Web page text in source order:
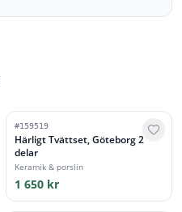
#159519
Härligt Tvättset, Göteborg 2
delar
Keramik & porslin
1 650 kr